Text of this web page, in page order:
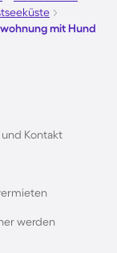
Hund auf
am
mit Hund
Kontakt
werden